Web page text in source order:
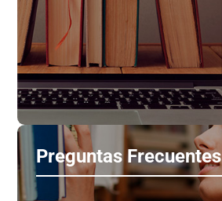
Preguntas Frecuentes